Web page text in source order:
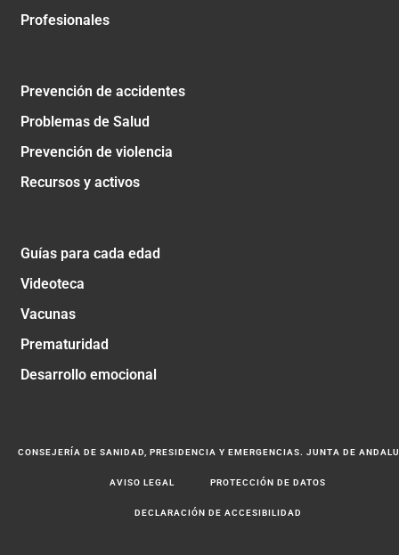
Profesionales
Prevención de accidentes
Problemas de Salud
Prevención de violencia
Recursos y activos
Guías para cada edad
Videoteca
Vacunas
Prematuridad
Desarrollo emocional
CONSEJERÍA DE SANIDAD, PRESIDENCIA Y EMERGENCIAS. JUNTA DE
AVISO LEGAL PROTECCIÓN DE DATOS
DECLARACIÓN DE ACCESIBILIDAD